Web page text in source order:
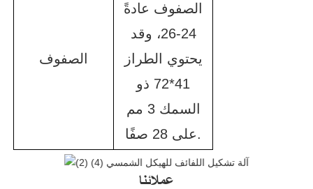
الصفوف
الصفوف عادةً
24-26، وقد
يحتوي الطراز
41*72 ذو
السمك 3 مم
على 28 صفًا.
عملائنا